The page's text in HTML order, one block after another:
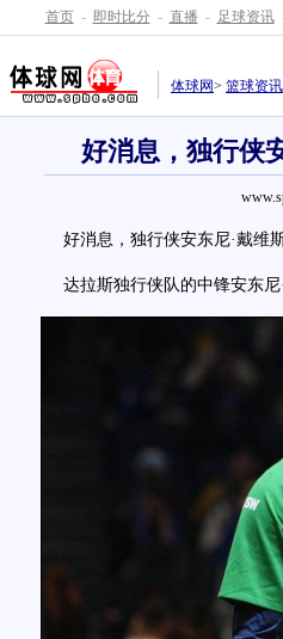
首页 - 即时比分 - 直播 - 足球资讯
体球网> 篮球资讯
好消息，独行侠
好消息，独行侠安东尼·戴维斯
达拉斯独行侠队的中锋安东尼·